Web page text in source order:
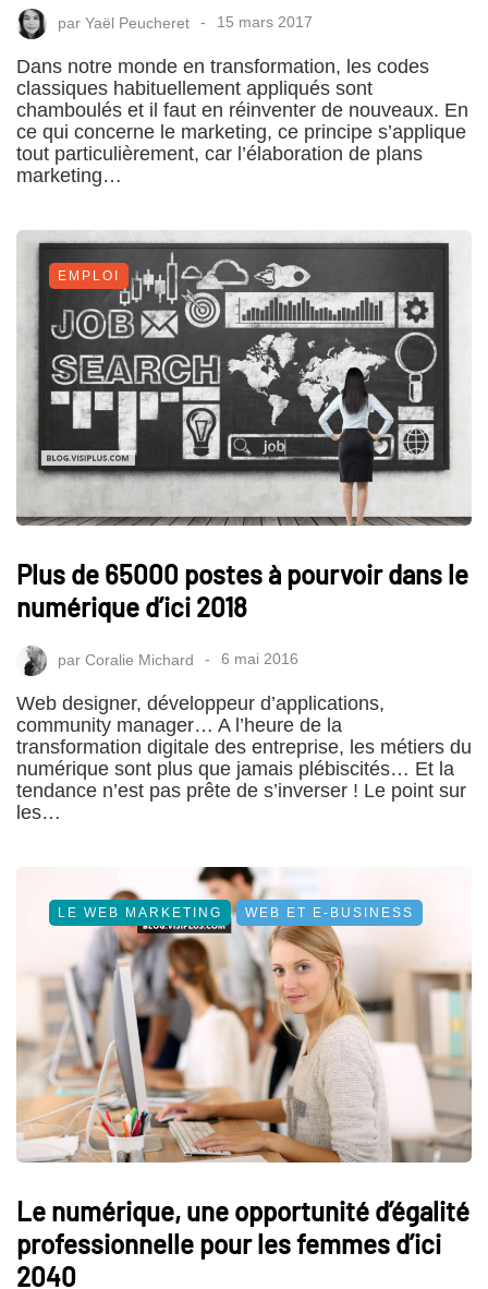
par Yaël Peucheret 15 mars 2017
Dans notre monde en transformation, les codes
classiques habituellement appliqués sont
chamboulés et il faut en réinventer de nouveaux. En
ce qui concerne le marketing, ce principe s’applique
tout particulièrement, car l’élaboration de plans
marketing…
EMPLOI
Plus de 65000 postes à pourvoir dans le
numérique d’ici 2018
par Coralie Michard 6 mai 2016
Web designer, développeur d’applications,
community manager… A l’heure de la
transformation digitale des entreprise, les métiers du
numérique sont plus que jamais plébiscités… Et la
tendance n’est pas prête de s’inverser ! Le point sur
les…
LE WEB MARKETING WEB ET E-BUSINESS
Le numérique, une opportunité d’égalité
professionnelle pour les femmes d’ici
2040